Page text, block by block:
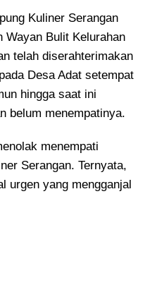
Kuliner Serangan
Wayan Bulit Kelurahan
telah diserahterimakan
Desa Adat setempat
hingga saat ini
belum menempatinya.
menempati
Serangan. Ternyata,
urgen yang mengganjal